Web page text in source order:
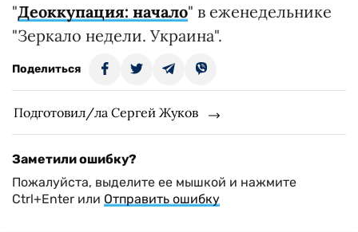
"Деоккупация: начало" в еженедельнике
"Зеркало недели. Украина".
Поделиться
Подготовил/ла Сергей Жуков
Заметили ошибку?
Пожалуйста, выделите ее мышкой и нажмите
Ctrl+Enter или Отправить ошибку